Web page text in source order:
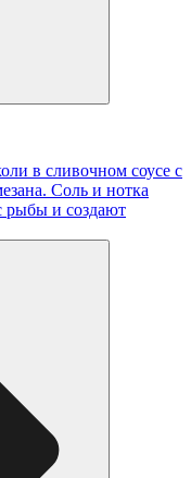
в сливочном соусе с
Соль и нотка
рыбы и создают